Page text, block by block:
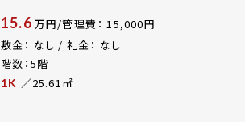
15.6 万円/管理費： 15,000円
敷金： なし / 礼金： なし
階数：5階
1K ／25.61㎡